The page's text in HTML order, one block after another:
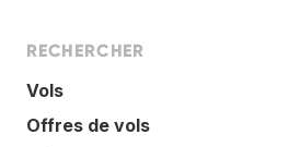
RECHERCHER
Vols
Offres de vols